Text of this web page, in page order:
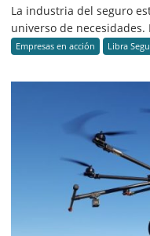
La industria del seguro
universo de
Empresas en acción Libra